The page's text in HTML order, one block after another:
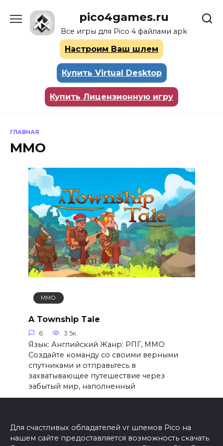
содержанию
pico4games.ru
Все игры для Pico 4 файлами apk
Настроим Ваш шлем
Купить Virtual Desktop
Купить Лицензионную игру
ГЛАВНАЯ
ММО
ММО
A Township Tale
6 3.5к.
Язык: Английский Жанр: РПГ, ММО
Создайте команду со своими верными
спутниками и отправьтесь в
захватывающее путешествие через
забытый мир, наполненный
Для счастливых обладателей vr шлемов Pico на
нашем сайте предоставляется возможность скачать